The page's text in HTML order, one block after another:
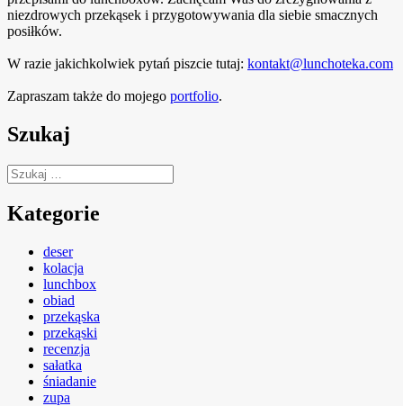
niezdrowych przekąsek i przygotowywania dla siebie smacznych
posiłków.
W razie jakichkolwiek pytań piszcie tutaj: kontakt@lunchoteka.com
Zapraszam także do mojego portfolio.
Szukaj
Szukaj:
Kategorie
deser
kolacja
lunchbox
obiad
przekąska
przekąski
recenzja
sałatka
śniadanie
zupa